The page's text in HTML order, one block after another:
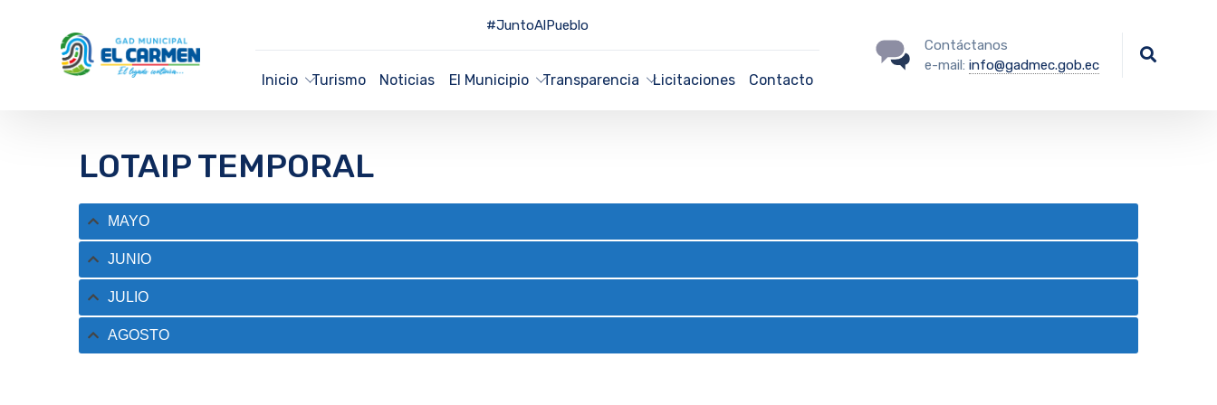
#JuntoAlPueblo
Inicio Turismo Noticias El Municipio Transparencia Licitaciones Contacto
Contáctanos
e-mail: info@gadmec.gob.ec
LOTAIP TEMPORAL
MAYO
JUNIO
JULIO
AGOSTO